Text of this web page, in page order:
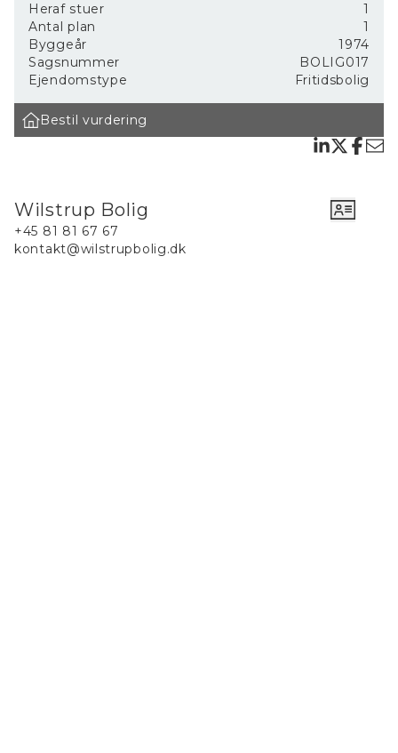
Beskrivelse af den solgte bolig:
velholdte svenske Annebergs hus på 50 m2 fra 1974 med lysindfald
hele vejen rundt om træhuset. Sommerhuset ligger på en stor dejlig
hjørnegrund med bl.a. kæmpe stor rododendron, træer, buske, lille
Kvarteret ånder af fred og ro, kun 10 minutters gang fra strand,
indkøbs- og spisesteder med Gilleleje tre km borte.
Heraf stuer
1
Antal plan
1
Byggeår
1974
Sagsnummer
BOLIG017
Ejendomstype
Fritidsbolig
Bestil vurdering
Wilstrup Bolig
+45 81 81 67 67
kontakt@wilstrupbolig.dk